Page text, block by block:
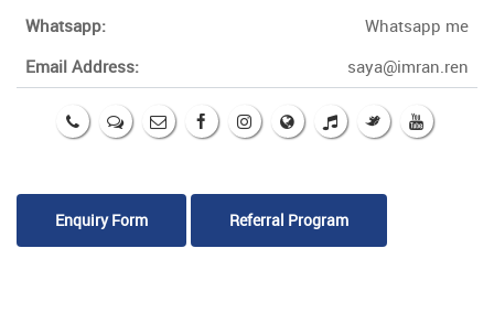
Whatsapp:
Whatsapp me
Email Address:
saya@imran.ren
Enquiry Form Referral Program